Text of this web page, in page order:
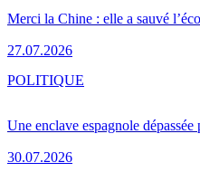
Merci la Chine : elle a sauvé
27.07.2026
Une enclave espagnole
30.07.2026
POLITIQUE